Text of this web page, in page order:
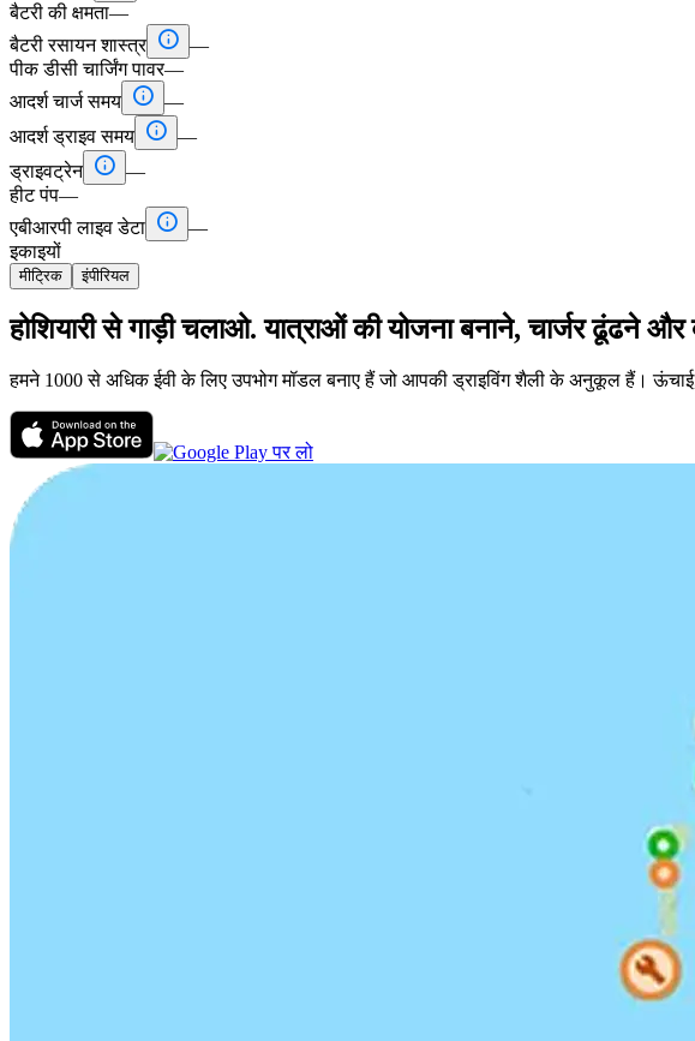
बैटरी की क्षमता—
बैटरी रसायन शास्त्र  —
पीक डीसी चार्जिंग पावर—
आदर्श चार्ज समय  —
आदर्श ड्राइव समय  —
ड्राइवट्रेन  —
हीट पंप—
एबीआरपी लाइव डेटा  —
इकाइयों
मीट्रिक इंपीरियल
होशियारी से गाड़ी चलाओ. यात्राओं की योजना बनाने, चार्जर ढूंढने
हमने 1000 से अधिक ईवी के लिए उपभोग मॉडल बनाए हैं जो आपकी ड्राइविंग शैली के अनुकूल हैं।